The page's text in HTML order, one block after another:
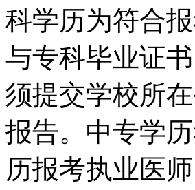
科学历为符合
与专科毕业证
须提交学校所
报告。中专学
历报考执业医